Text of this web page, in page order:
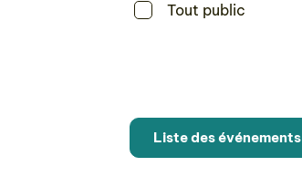
Tout public
Liste des événements